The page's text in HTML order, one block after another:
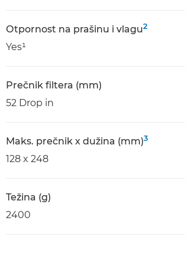
Оtpornost na prašinu i vlagu2
Yes¹
Prečnik filtera (mm)
52 Drop in
Maks. prečnik x dužina (mm)3
128 x 248
Težina (g)
2400